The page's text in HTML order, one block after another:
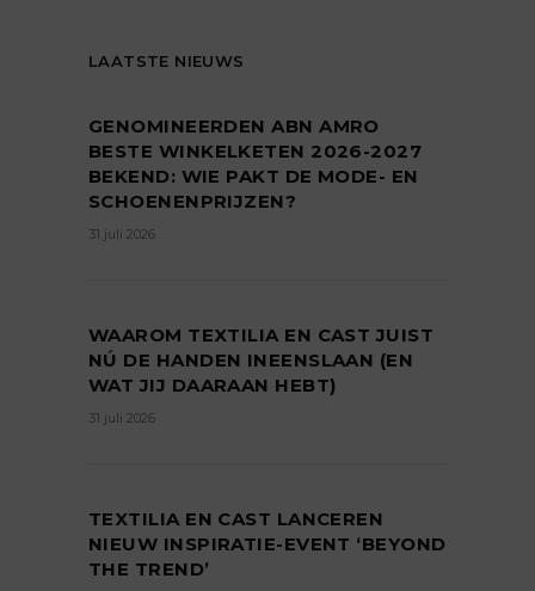
LAATSTE NIEUWS
GENOMINEERDEN ABN AMRO
BESTE WINKELKETEN 2026-2027
BEKEND: WIE PAKT DE MODE- EN
SCHOENENPRIJZEN?
31 juli 2026
WAAROM TEXTILIA EN CAST JUIST
NÚ DE HANDEN INEENSLAAN (EN
WAT JIJ DAARAAN HEBT)
31 juli 2026
TEXTILIA EN CAST LANCEREN
NIEUW INSPIRATIE-EVENT ‘BEYOND
THE TREND’